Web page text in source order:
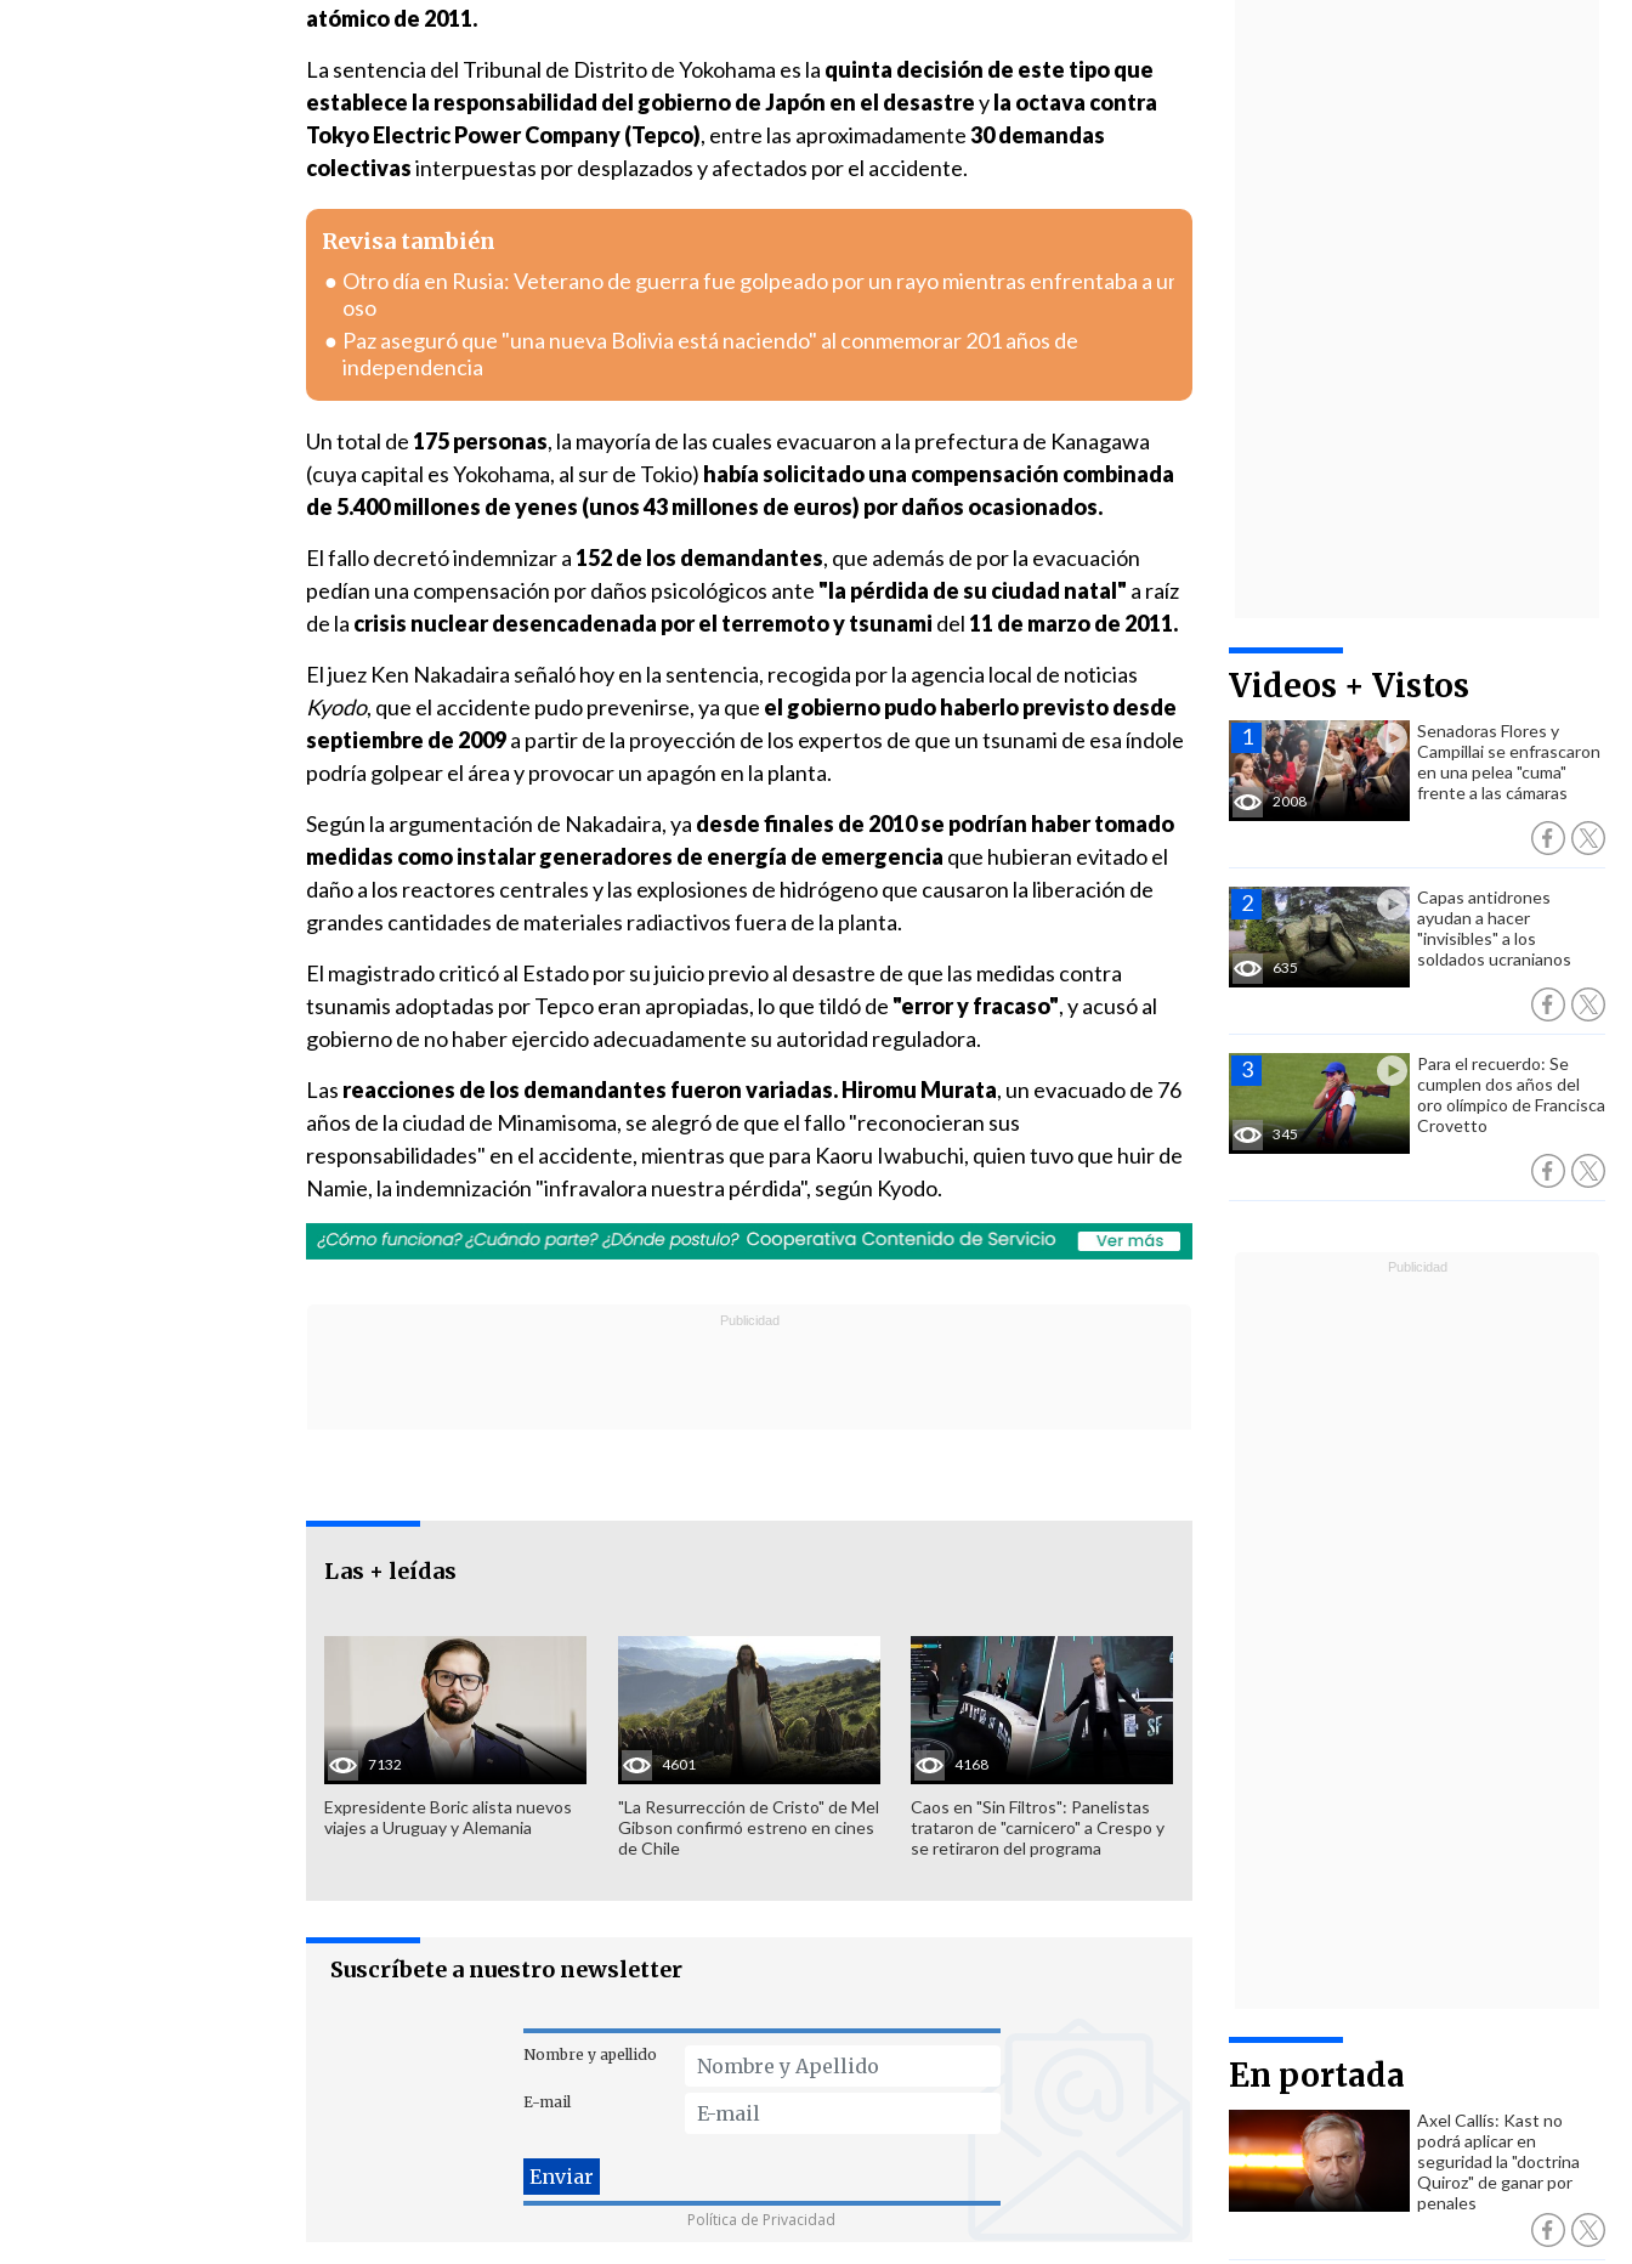
Videos + Vistos
2008
Senadoras Flores y
Campillai se enfrascaron
en una pelea "cuma"
frente a las cámaras
635
Capas antidrones
ayudan a hacer
"invisibles" a los
soldados ucranianos
345
Para el recuerdo: Se
cumplen dos años del
oro olímpico de Francisca
Crovetto
En portada
Axel Callís: Kast no
podrá aplicar en
seguridad la "doctrina
Quiroz" de ganar por
penales
atómico de 2011.
La sentencia del Tribunal de Distrito de Yokohama es la quinta decisión de este tipoque
establece la responsabilidad del gobierno de Japón en el desastreyla octava contra
Tokyo Electric Power Company (Tepco), entre las aproximadamente30 demandas
colectivasinterpuestas por desplazados y afectados por el accidente.
Revisa también
Otro día en Rusia: Veterano de guerra fue golpeado por un rayo mientras enfrentaba a un
oso
Paz aseguró que "una nueva Bolivia está naciendo" al conmemorar 201 años de
independencia
Un total de 175 personas, la mayoría de las cuales evacuaron a la prefectura de Kanagawa
(cuya capital es Yokohama, al sur de Tokio) había solicitado una compensación combinada
de 5.400 millones de yenes (unos 43 millones de euros) por daños ocasionados.
El fallo decretó indemnizar a 152 de los demandantes, que además de por la evacuación
pedían una compensación por daños psicológicos ante "la pérdida de su ciudad natal" a raíz
de la crisis nuclear desencadenada por el terremoto y tsunami del 11 de marzo de 2011.
El juez Ken Nakadaira señaló hoy en la sentencia, recogida por la agencia local de noticias
Kyodo, que el accidente pudo prevenirse, ya que el gobierno pudo haberlo previsto desde
septiembre de 2009a partir de la proyección de los expertos de que un tsunami de esa índole
podría golpear el área y provocar un apagón en la planta.
Según la argumentación de Nakadaira, ya desde finales de 2010 se podrían haber tomado
medidas como instalar generadores de energía de emergencia que hubieran evitado el
daño a los reactores centrales y las explosiones de hidrógeno que causaron la liberación de
grandes cantidades de materiales radiactivos fuera de la planta.
El magistrado criticó al Estado por su juicio previo al desastre de que las medidas contra
tsunamis adoptadas por Tepco eran apropiadas, lo que tildó de "error y fracaso", y acusó al
gobierno de no haber ejercido adecuadamente su autoridad reguladora.
Las reacciones de los demandantes fueron variadas. Hiromu Murata, un evacuado de 76
años de la ciudad de Minamisoma, se alegró de que el fallo "reconocieran sus
responsabilidades" en el accidente, mientras que para Kaoru Iwabuchi, quien tuvo que huir de
Namie, la indemnización "infravalora nuestra pérdida", según Kyodo.
Las + leídas
7132
Expresidente Boric alista nuevos
viajes a Uruguay y Alemania
4601
"La Resurrección de Cristo" de Mel
Gibson confirmó estreno en cines
de Chile
4168
Caos en "Sin Filtros": Panelistas
trataron de "carnicero" a Crespo y
se retiraron del programa
Suscríbete a nuestro newsletter
Nombre y apellido
E-mail
Política de Privacidad